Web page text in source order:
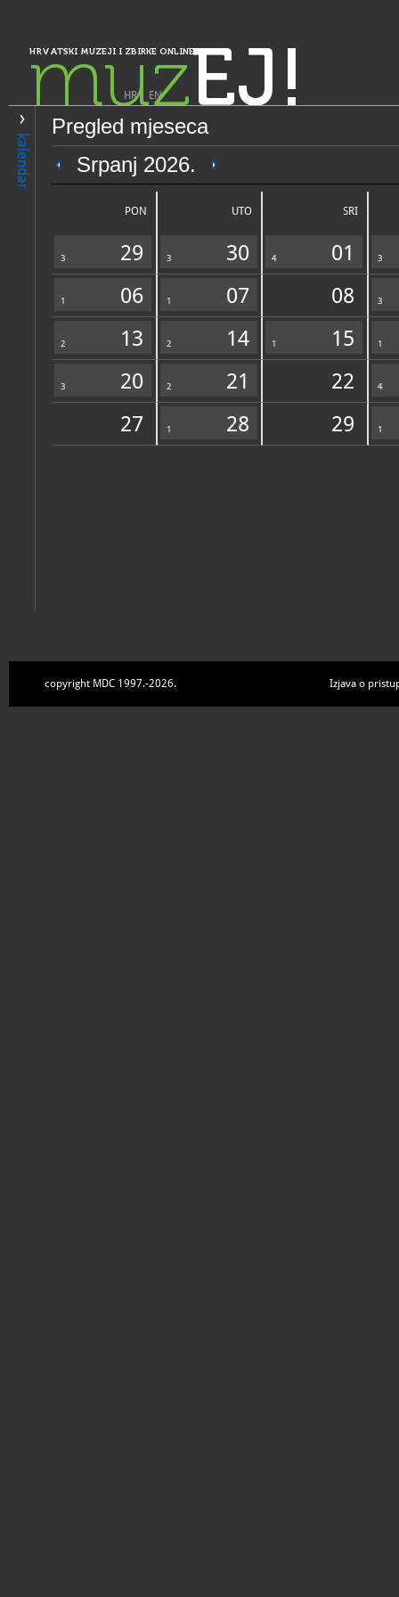
HRVATSKI MUZEJI I ZBIRKE ONLINE
muzEJ!
HR| EN
kalendar
Pregled mjeseca
Srpanj 2026.
PON UTO SRI
3 29 3 30 4 01 3
1 06 1 07 08 3
2 13 2 14 1 15 1
3 20 2 21 22 4
27 1 28 29 1
PRETRAŽIVANJE
Istra, Kvarner, Gorski kotar i Lika
Muzej Like Gospić
OPĆI PODACI
Zbirke
copyright MDC 1997.-2026. Izjava o